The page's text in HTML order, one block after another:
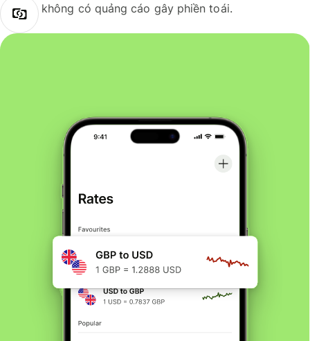
không có quảng cáo gây phiền toái.